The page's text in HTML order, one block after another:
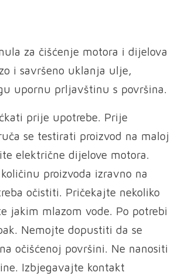
za čišćenje motora i dijelova
i savršeno uklanja ulje,
upornu prljavštinu s površina.
prije upotrebe. Prije
se testirati proizvod na maloj
električne dijelove motora.
proizvoda izravno na
očistiti. Pričekajte nekoliko
jakim mlazom vode. Po potrebi
Nemojte dopustiti da se
očišćenoj površini. Ne nanositi
Izbjegavajte kontakt